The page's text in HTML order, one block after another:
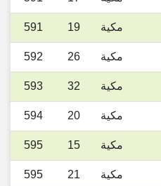
مكية 19
591
مكية 26
592
مكية 32
593
مكية 20
594
مكية 15
595
مكية 21
595